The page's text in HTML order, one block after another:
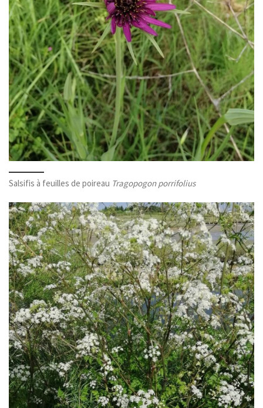
Salsifis à feuilles de poireau Tragopogon porrifolius